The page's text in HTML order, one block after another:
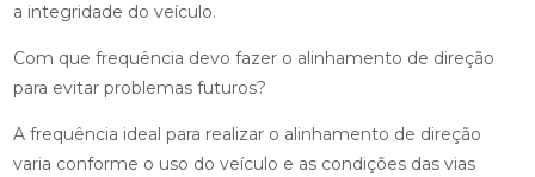
a integridade do veículo.
Com que frequência devo fazer o alinhamento de direção
para evitar problemas futuros?
A frequência ideal para realizar o alinhamento de direção
varia conforme o uso do veículo e as condições das vias